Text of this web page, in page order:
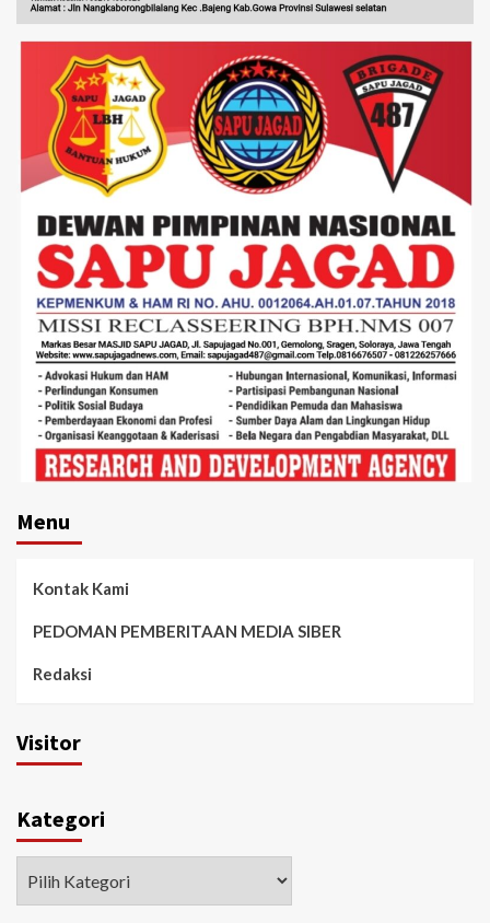
Menu
Kontak Kami
PEDOMAN PEMBERITAAN MEDIA SIBER
Redaksi
Visitor
Kategori